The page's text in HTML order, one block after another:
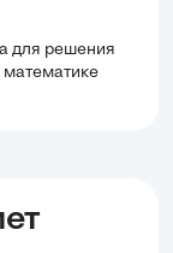
для решения
математике